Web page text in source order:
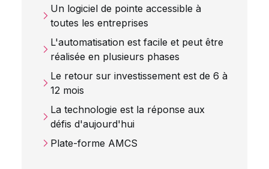
Un logiciel de pointe accessible à
toutes les entreprises
L'automatisation est facile et peut être
réalisée en plusieurs phases
Le retour sur investissement est de 6 à
12 mois
La technologie est la réponse aux
défis d'aujourd'hui
Plate-forme AMCS